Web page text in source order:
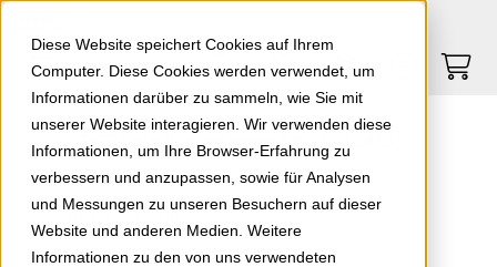
Diese Website speichert Cookies auf Ihrem
Computer. Diese Cookies werden verwendet, um
Informationen darüber zu sammeln, wie Sie mit
unserer Website interagieren. Wir verwenden diese
Informationen, um Ihre Browser-Erfahrung zu
verbessern und anzupassen, sowie für Analysen
und Messungen zu unseren Besuchern auf dieser
Website und anderen Medien. Weitere
Informationen zu den von uns verwendeten
Springe zu Hauptinhalt Springe zum Footer
0
zurück zur Übersicht